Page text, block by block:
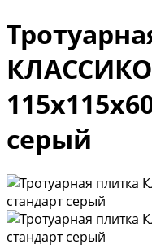
серый